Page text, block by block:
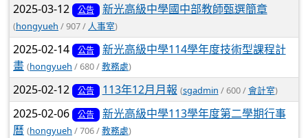
2025-03-12 公告 新光高級中學國中部教師甄選簡章
(hongyueh / 907 / 人事室)
2025-02-14 公告
新光高級中學114學年度技術型課程計
畫 (hongyueh / 680 /教務處)
2025-02-12 公告 113年12月月報 (sgadmin / 600 /會計室)
2025-02-06 公告
新光高級中學113學年度第二學期行事
曆 (hongyueh / 706 /教務處)